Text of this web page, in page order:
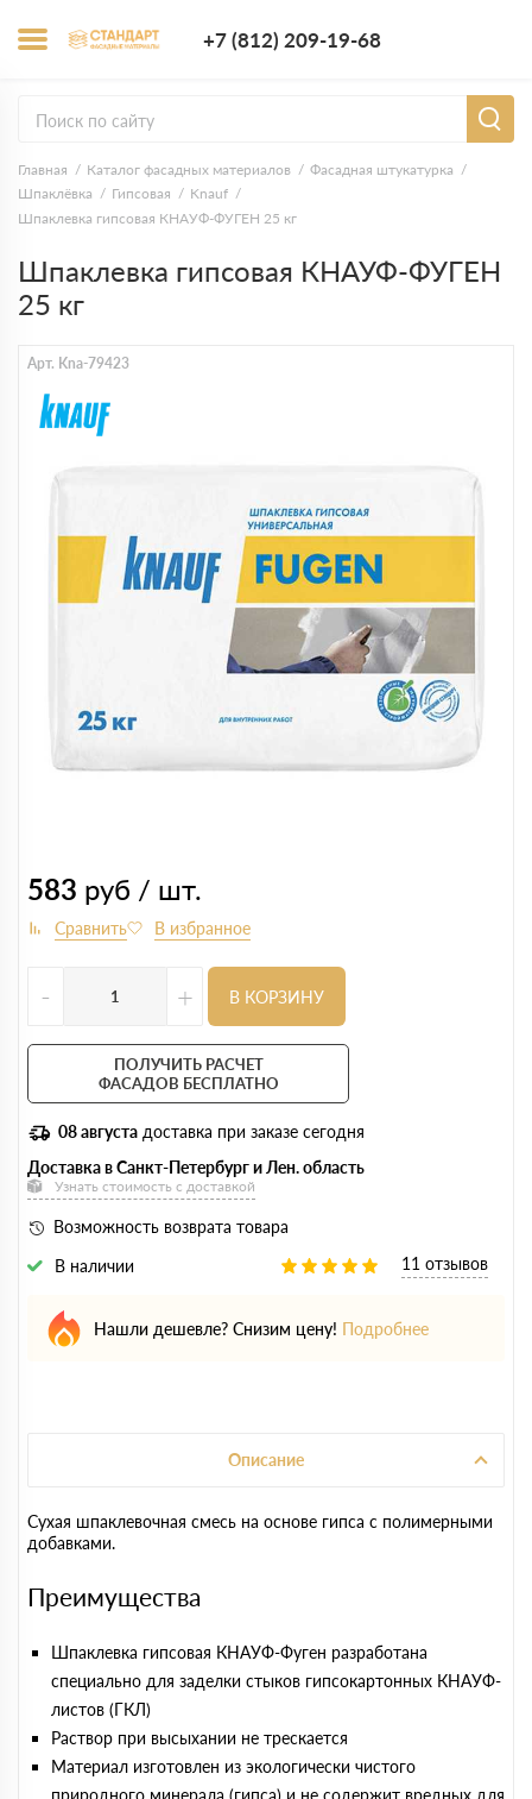
+7 (812) 209-19-68
Главная Каталог фасадных материалов
Фасадная штукатурка
Шпаклёвка
Гипсовая
Knauf
Шпаклевка гипсовая КНАУФ-ФУГЕН 25 кг
Шпаклевка гипсовая КНАУФ-ФУГЕН
25 кг
Арт. Kna-79423
583 руб / шт.
- + В КОРЗИНУ
ПОЛУЧИТЬ РАСЧЕТ
ФАСАДОВ БЕСПЛАТНО
08 августа доставка при заказе сегодня
Доставка в Санкт-Петербург и Лен. область
Узнать стоимость с доставкой
Возможность возврата товара
В наличии
11 отзывов
Нашли дешевле? Снизим цену! Подробнее
Описание
Сухая шпаклевочная смесь на основе гипса с полимерными
добавками.
Преимущества
Шпаклевка гипсовая КНАУФ-Фуген разработана
специально для заделки стыков гипсокартонных КНАУФ-
листов (ГКЛ)
Раствор при высыхании не трескается
Материал изготовлен из экологически чистого
природного минерала (гипса) и не содержит вредных для